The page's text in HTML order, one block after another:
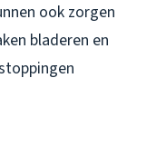
ook zorgen
bladeren en